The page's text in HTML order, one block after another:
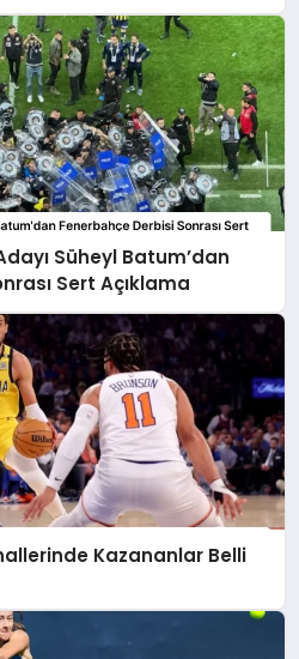
Süheyl Batum’dan
Sert Açıklama
Kazananlar Belli